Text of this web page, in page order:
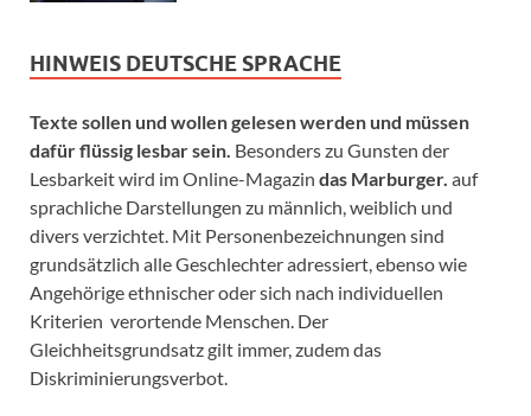
HINWEIS DEUTSCHE SPRACHE
Texte sollen und wollen gelesen werden und müssen
dafür flüssig lesbar sein. Besonders zu Gunsten der
Lesbarkeit wird im Online-Magazin das Marburger. auf
sprachliche Darstellungen zu männlich, weiblich und
divers verzichtet. Mit Personenbezeichnungen sind
grundsätzlich alle Geschlechter adressiert, ebenso wie
Angehörige ethnischer oder sich nach individuellen
Kriterien verortende Menschen. Der
Gleichheitsgrundsatz gilt immer, zudem das
Diskriminierungsverbot.